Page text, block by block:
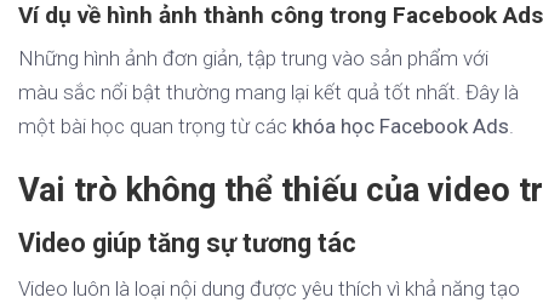
Ví dụ về hình ảnh thành công trong Facebook Ads
Những hình ảnh đơn giản, tập trung vào sản phẩm với
màu sắc nổi bật thường mang lại kết quả tốt nhất. Đây là
một bài học quan trọng từ các khóa học Facebook Ads
Vai trò không thể thiếu của video
Video giúp tăng sự tương tác
Video luôn là loại nội dung được yêu thích vì khả năng tạo